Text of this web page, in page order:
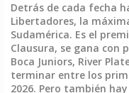
Detrás de cada fecha
Libertadores, la
Sudamérica. Es el
Clausura, se gana con
Boca Juniors, River
terminar entre los
2026. Pero también